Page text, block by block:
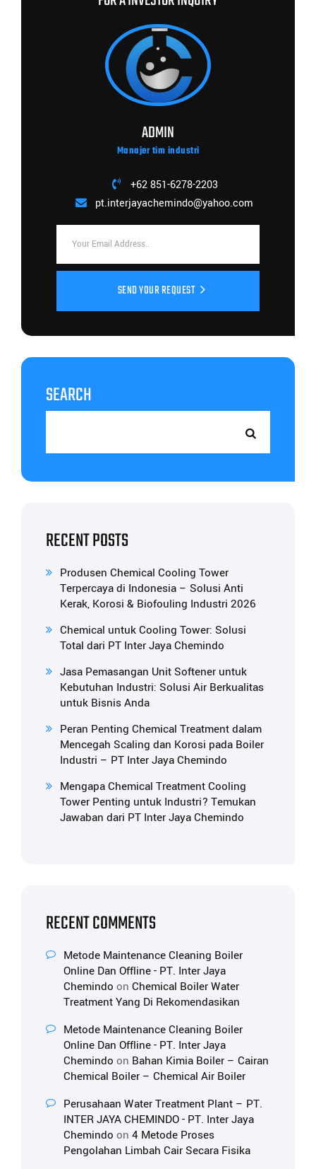
ADMIN
Manajer tim industri
+62 851-6278-2203
pt.interjayachemindo@yahoo.com
SEND YOUR REQUEST
SEARCH
RECENT POSTS
Produsen Chemical Cooling Tower
Terpercaya di Indonesia – Solusi Anti
Kerak, Korosi & Biofouling Industri 2026
Chemical untuk Cooling Tower: Solusi
Total dari PT Inter Jaya Chemindo
Jasa Pemasangan Unit Softener untuk
Kebutuhan Industri: Solusi Air Berkualitas
untuk Bisnis Anda
Peran Penting Chemical Treatment dalam
Mencegah Scaling dan Korosi pada Boiler
Industri – PT Inter Jaya Chemindo
Mengapa Chemical Treatment Cooling
Tower Penting untuk Industri? Temukan
Jawaban dari PT Inter Jaya Chemindo
RECENT COMMENTS
Metode Maintenance Cleaning Boiler
Online Dan Offline - PT. Inter Jaya
Chemindo on Chemical Boiler Water
Treatment Yang Di Rekomendasikan
Metode Maintenance Cleaning Boiler
Online Dan Offline - PT. Inter Jaya
Chemindo on Bahan Kimia Boiler – Cairan
Chemical Boiler – Chemical Air Boiler
Perusahaan Water Treatment Plant – PT.
INTER JAYA CHEMINDO - PT. Inter Jaya
Chemindo on 4 Metode Proses
Pengolahan Limbah Cair Secara Fisika